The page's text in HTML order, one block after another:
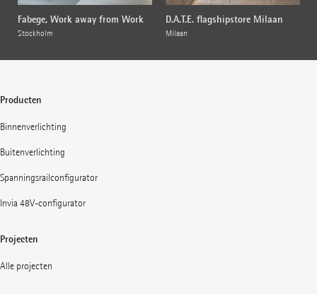
Fabege, Work away from Work
Stockholm
D.A.T.E. flagshipstore Milaan
Milaan
Producten
Binnenverlichting
Buitenverlichting
Spanningsrailconfigurator
Invia 48V-configurator
Projecten
Alle projecten